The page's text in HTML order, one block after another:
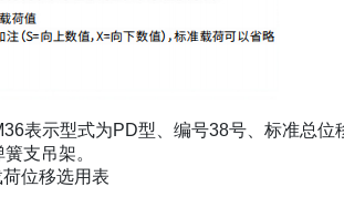
表示型式为PD型、编号38号、标准总位
支吊架。
位移选用表